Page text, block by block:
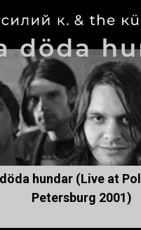
hundar (Live at
Petersburg 2001)